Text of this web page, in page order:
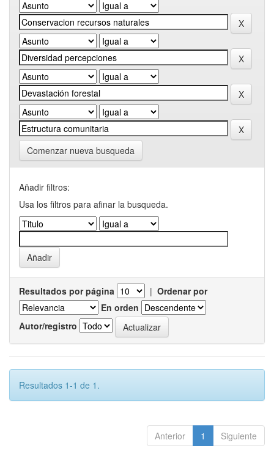
Comenzar nueva busqueda
Añadir filtros:
Usa los filtros para afinar la busqueda.
Resultados por página | Ordenar por
En orden
Autor/registro
Resultados 1-1 de 1.
Anterior 1 Siguiente